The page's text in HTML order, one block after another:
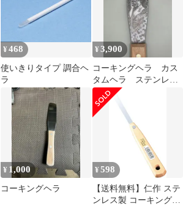
柄 EA579BN1【沖縄離
島販売不可】
¥468
使いきりタイプ 調合ヘ
ラ
¥3,900
コーキングヘラ カス
タムヘラ ステンレス
ヘラ レーザー彫刻
（片面）
¥ 1,000
コーキングヘラ
¥598
【送料無料】仁作 ステ
ンレス製 コーキングヘ